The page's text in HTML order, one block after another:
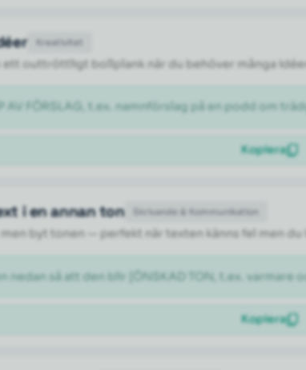
Kreativitet
ett outtröttligt bollplank när du behöver många
AV FÖRSLAG, t.ex. namnförslag på en podd om
Kopiera
Skrivande & Kommunikation
i en annan ton
byt tonen — perfekt när texten känns fel men du
nedan så att den blir [ÖNSKAD TON, t.ex. varmare
Kopiera